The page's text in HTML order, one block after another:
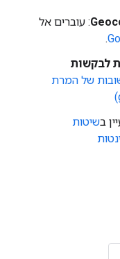
: עוברים אל
.
לבקשות
של המרת
בשיטות